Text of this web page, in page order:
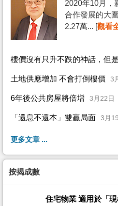
2020年10月，
合作發展的大
2.27萬... [觀看
樓價沒有只升不跌的神話，但
土地供應增加 不會打倒樓價 3
6年後公共房屋將倍增 3月22日
「還息不還本」雙贏局面 3月
更多文章 ...
按揭成數
住宅物業 適用於「現